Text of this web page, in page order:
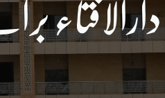
دارالافتاء